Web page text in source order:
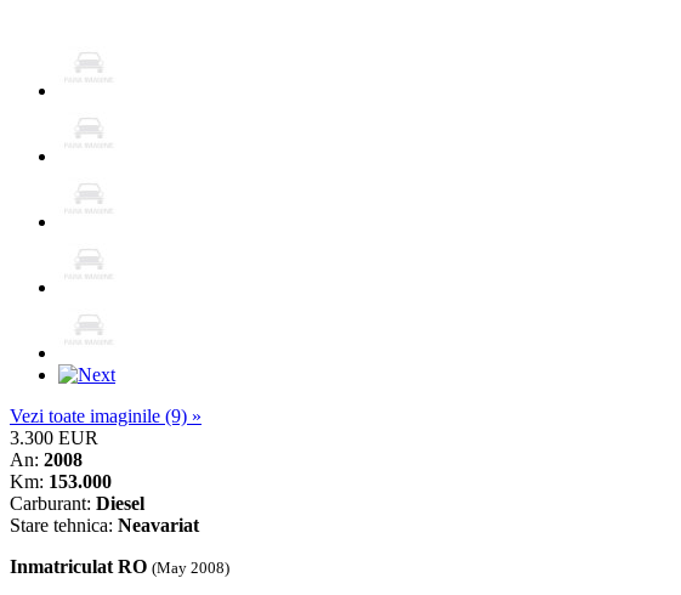
Vezi toate imaginile (9) »
3.300 EUR
An: 2008
Km: 153.000
Carburant: Diesel
Stare tehnica: Neavariat
Inmatriculat RO (May 2008)